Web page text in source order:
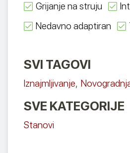
Grijanje na struju
Nedavno adaptiran
SVI TAGOVI
Iznajmljivanje,
SVE KATEGORIJE
Stanovi